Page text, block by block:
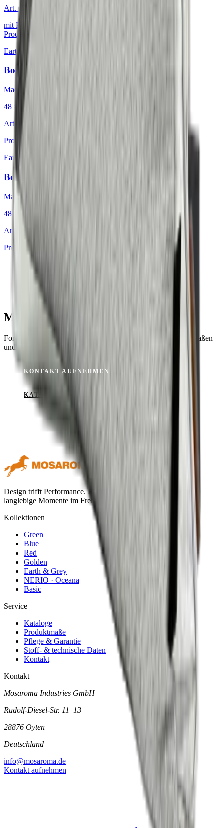
Art.601.808
mit Keder
Produkt ansehen
Earth & Grey
Bouclé Glacial Mosaic
Mackintosh®
48 × 48 cm
Art.
Produkt ansehen
Earth & Grey
Bouclé Nordic Icebound
Mackintosh®
48 × 48 cm
Art.
Produkt ansehen
Monaco Peat für Ihr Projekt?
Fordern Sie ein Muster an oder lassen Sie sich zu Material, Maßen
und Verfügbarkeit beraten.
KONTAKT AUFNEHMEN
KATALOG ANSEHEN
Design trifft Performance. Hochwertige Outdoor-Textilien für
langlebige Momente im Freien.
Kollektionen
Green
Blue
Red
Golden
Earth & Grey
NERIO · Oceana
Basic
Service
Kataloge
Produktmaße
Pflege & Garantie
Stoff- & technische Daten
Kontakt
Kontakt
Mosaroma Industries GmbH
Rudolf-Diesel-Str. 11–13
28876 Oyten
Deutschland
info@mosaroma.de
Kontakt aufnehmen